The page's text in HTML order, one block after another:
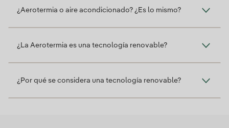
¿Aerotermia o aire acondicionado? ¿Es lo mismo?
¿La Aerotermia es una tecnología renovable?
¿Por qué se considera una tecnología renovable?